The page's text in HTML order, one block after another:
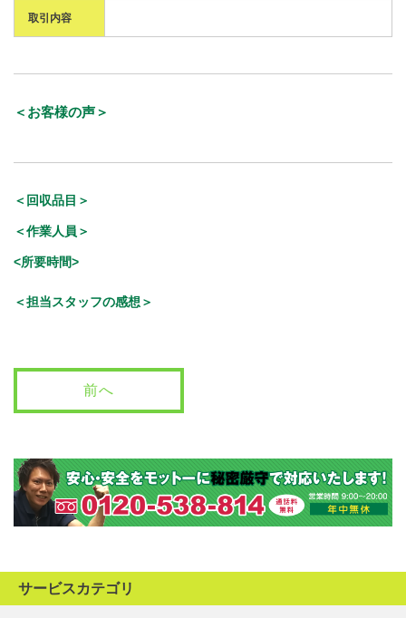
取引内容
＜お客様の声＞
＜回収品目＞
＜作業人員＞
<所要時間>
＜担当スタッフの感想＞
前へ
サービスカテゴリ